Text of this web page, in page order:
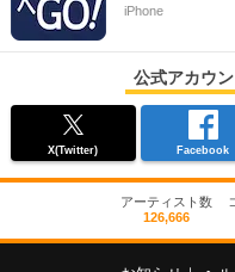
iPhone
公式アカウ
X(Twitter) Facebook
アーティスト数
126,666